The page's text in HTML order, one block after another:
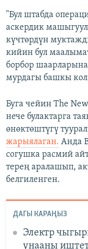
"Бул штабда
аскердик
күчтөрдүн
кийин бул
борбор
мурдагы башкы
Буга чейин The
нече булактарга
өнөктөштүгү
жарыялаган. Анда
согушка расмий
терең аралашып,
белгиленген.
ДАГЫ КАРАҢЫЗ
Электр
унааны